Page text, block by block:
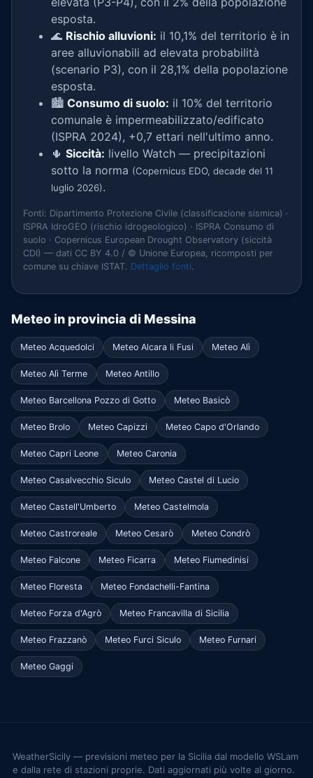
esposta.
🌊 Rischio alluvioni: il 10,1% del territorio è in
aree alluvionabili ad elevata probabilità
(scenario P3), con il 28,1% della popolazione
esposta.
🏙️ Consumo di suolo: il 10% del territorio
comunale è impermeabilizzato/edificato
(ISPRA 2024), +0,7 ettari nell'ultimo anno.
🌵 Siccità: livello Watch — precipitazioni
sotto la norma (Copernicus EDO, decade del 11
luglio 2026).
Fonti: Dipartimento Protezione Civile (classificazione sismica) ·
ISPRA IdroGEO (rischio idrogeologico) · ISPRA Consumo di
suolo · Copernicus European Drought Observatory (siccità
CDI) — dati CC BY 4.0 / © Unione Europea, ricomposti per
comune su chiave ISTAT. Dettaglio fonti.
Meteo in provincia di Messina
Meteo Acquedolci Meteo Alcara li Fusi Meteo Alì
Meteo Alì Terme Meteo Antillo
Meteo Barcellona Pozzo di Gotto Meteo Basicò
Meteo Brolo Meteo Capizzi Meteo Capo d'Orlando
Meteo Capri Leone Meteo Caronia
Meteo Casalvecchio Siculo Meteo Castel di Lucio
Meteo Castell'Umberto Meteo Castelmola
Meteo Castroreale Meteo Cesarò Meteo Condrò
Meteo Falcone Meteo Ficarra Meteo Fiumedinisi
Meteo Floresta Meteo Fondachelli-Fantina
Meteo Forza d'Agrò Meteo Francavilla di Sicilia
Meteo Frazzanò Meteo Furci Siculo Meteo Furnari
Meteo Gaggi
WeatherSicily — previsioni meteo per la Sicilia dal modello WSLam
e dalla rete di stazioni proprie. Dati aggiornati più volte al giorno.